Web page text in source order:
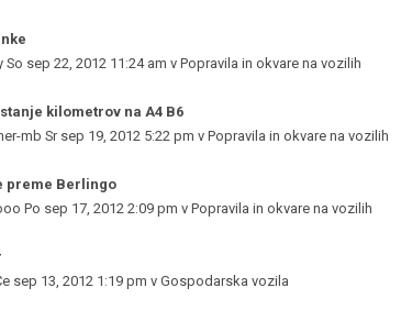
So sep 22, 2012 11:24 am v Popravila in okvare na vozilih
kilometrov na A4 B6
mb Sr sep 19, 2012 5:22 pm v Popravila in okvare na vozilih
preme Berlingo
Po sep 17, 2012 2:09 pm v Popravila in okvare na vozilih
sep 13, 2012 1:19 pm v Gospodarska vozila